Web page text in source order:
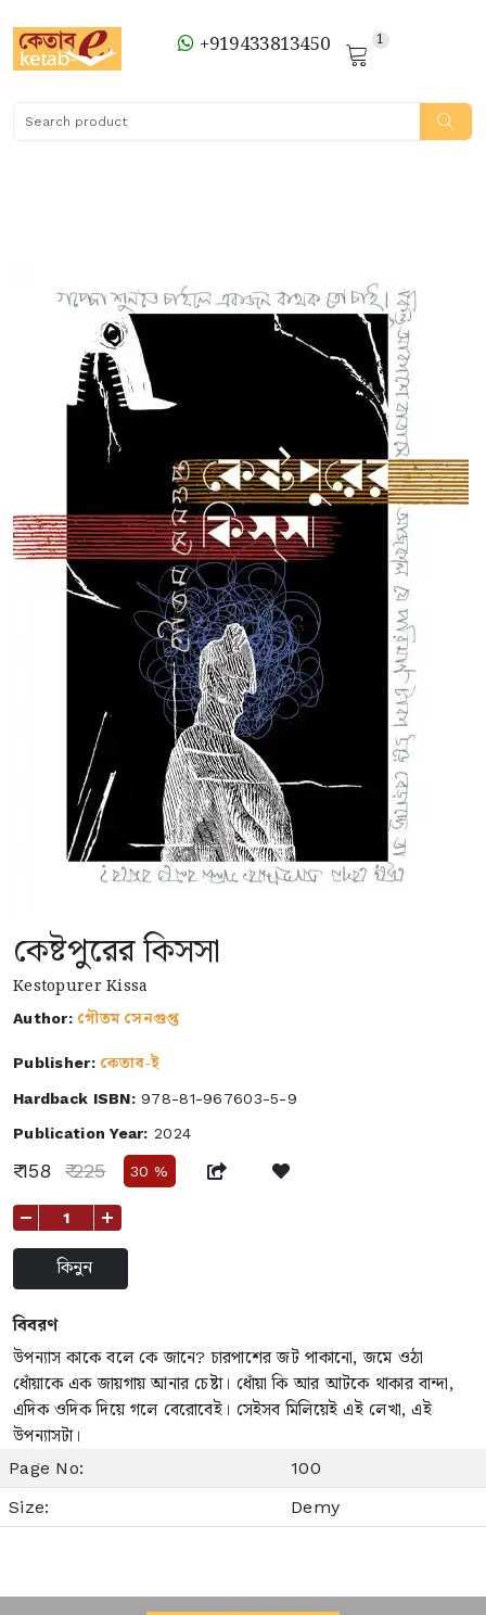
+919433813450 1
কেষ্টপুরের কিসসা
Kestopurer Kissa
Author: গৌতম সেনগুপ্ত
Publisher: কেতাব-ই
Hardback ISBN:978-81-967603-5-9
Publication Year: 2024
₹ 158 ₹ 225 30 %
কিনুন
বিবরণ
উপন্যাস কাকে বলে কে জানে? চারপাশের জট পাকানো, জমে ওঠা
ধোঁয়াকে এক জায়গায় আনার চেষ্টা। ধোঁয়া কি আর আটকে থাকার বান্দা,
এদিক ওদিক দিয়ে গলে বেরোবেই। সেইসব মিলিয়েই এই লেখা, এই
উপন্যাসটা।
Page No:
100
Size:
Demy